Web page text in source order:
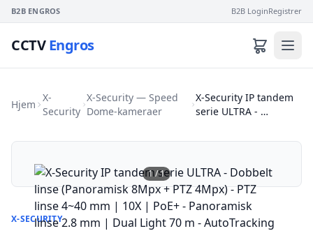
B2B ENGROS B2B LoginRegistrer
CCTVEngros
Hjem
X-
Security
X-Security — Speed
Dome-kameraer
X-Security IP tandem
serie ULTRA - …
1/1
X-SECURITY